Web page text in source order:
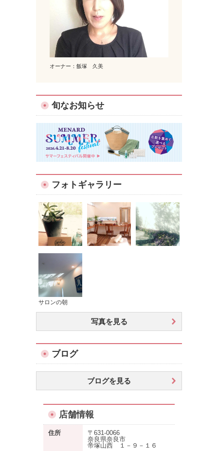
オーナー：飯塚 久美
旬なお知らせ
フォトギャラリー
サロンの朝
写真を見る
ブログ
ブログを見る
店舗情報
住所
〒631-0066
奈良県奈良市
帝塚山西 １－９－１６